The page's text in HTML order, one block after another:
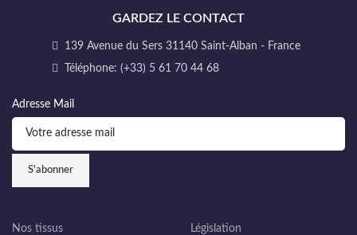
GARDEZ LE CONTACT
139 Avenue du Sers 31140 Saint-Alban - France
Téléphone: (+33) 5 61 70 44 68
Adresse Mail
Nos tissus Législation